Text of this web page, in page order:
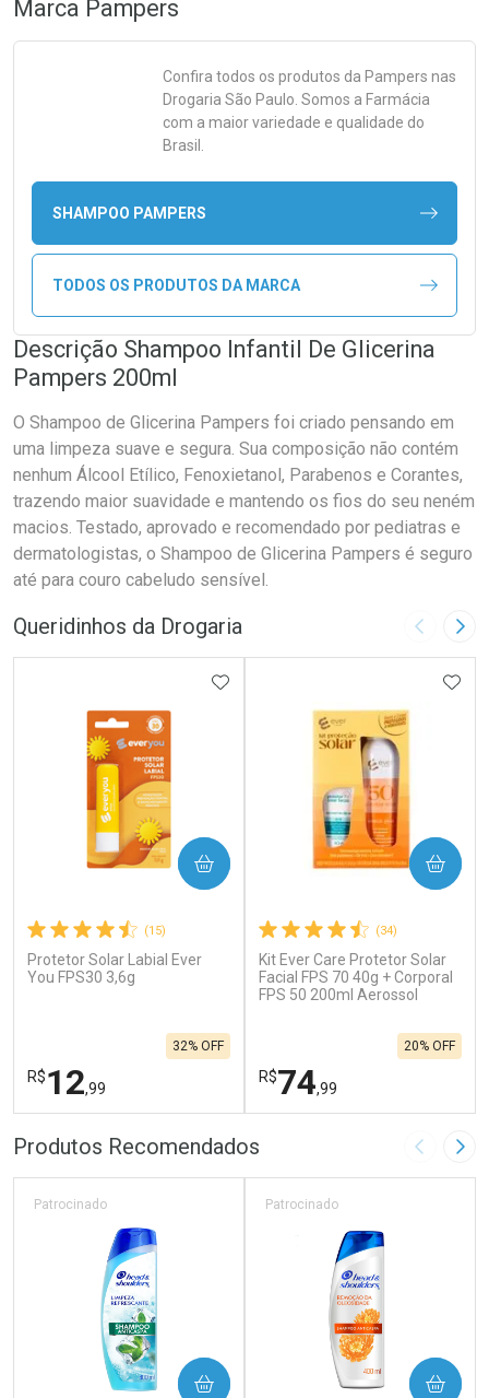
Marca Pampers
Confira todos os produtos da Pampers nas
Drogaria São Paulo. Somos a Farmácia
com a maior variedade e qualidade do
Brasil.
SHAMPOO PAMPERS
TODOS OS PRODUTOS DA MARCA
Descrição Shampoo Infantil De Glicerina
Pampers 200ml
O Shampoo de Glicerina Pampers foi criado pensando em
uma limpeza suave e segura. Sua composição não contém
nenhum Álcool Etílico, Fenoxietanol, Parabenos e Corantes,
trazendo maior suavidade e mantendo os fios do seu neném
macios. Testado, aprovado e recomendado por pediatras e
dermatologistas, o Shampoo de Glicerina Pampers é seguro
até para couro cabeludo sensível.
Queridinhos da Drogaria Imagem
(15)
Protetor Solar Labial Ever
You FPS30 3,6g
R$12,99
32% OFF
ADICIONAR AOS FAVORITOS
COMPRAR
FECHAR
Laboratório
FECHAR
Por Menos
(34)
Kit Ever Care Protetor Solar
Facial FPS 70 40g + Corporal
FPS 50 200ml Aerossol
R$74,99
20% OFF
COMPRAR
Laboratório
Por Menos
Produtos Recomendados Imagem
Patrocinado
COMPRAR
Patrocinado
COMPRAR